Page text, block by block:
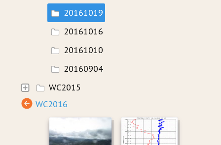
20161019
20161016
20161010
20160904
WC2015
WC2016